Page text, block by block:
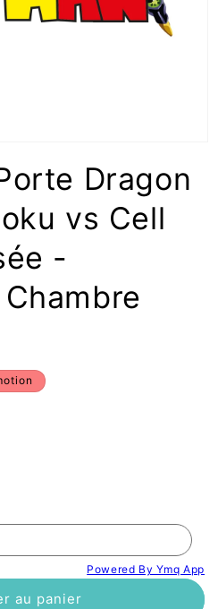
Dragon
vs Cell
-
Powered By Ymq App
au panier